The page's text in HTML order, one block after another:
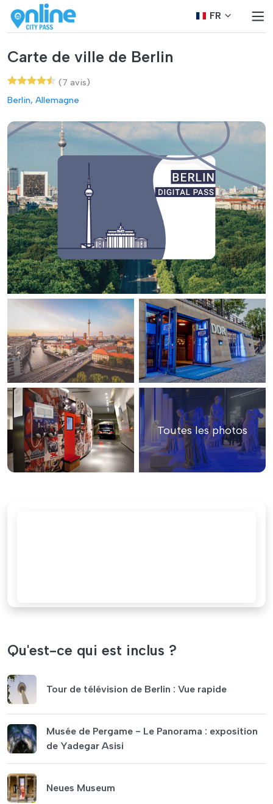
FR
Carte de ville de Berlin
(7 avis)
Berlin, Allemagne
Toutes les photos
Qu'est-ce qui est inclus ?
Tour de télévision de Berlin : Vue rapide
Musée de Pergame - Le Panorama : exposition
de Yadegar Asisi
Neues Museum